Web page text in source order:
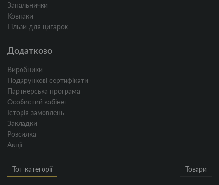
Запальнички
Ковпаки
Гільзи для цигарок
Додатково
Виробники
Подарункові сертифікати
Партнерська програма
Особистий кабінет
Історія замовлень
Закладки
Розсилка
Акції
Топ категорії Товари